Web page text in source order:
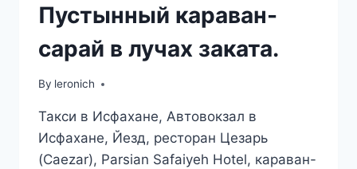
Пустынный караван-
сарай в лучах заката.
By leronich
Такси в Исфахане, Автовокзал в
Исфахане, Йезд, ресторан Цезарь
(Caezar), Parsian Safaiyeh Hotel, караван-